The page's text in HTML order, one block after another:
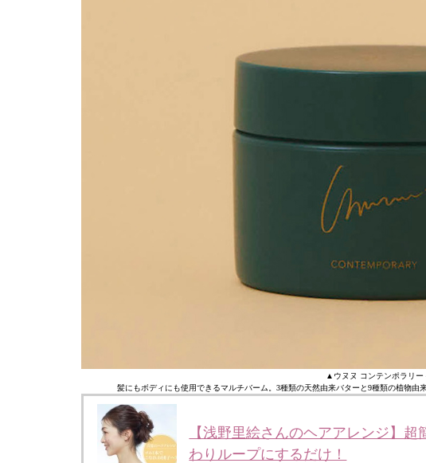
▲ウヌヌ コンテンポラリー
髪にもボディにも使用できるマルチバーム。3種類の天然由来バターと9種類の植物由
【浅野里絵さんのヘアアレンジ】
わりループにするだけ！